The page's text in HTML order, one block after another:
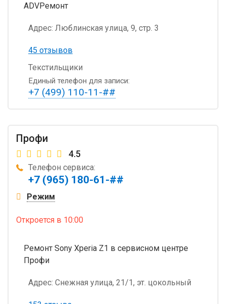
ADVРемонт
Адрес: Люблинская улица, 9, стр. 3
45 отзывов
Текстильщики
Единый телефон для записи:
+7 (499) 110-11-##
Профи
4.5
Телефон сервиса:
+7 (965) 180-61-##
Режим
Откроется в 10:00
Ремонт Sony Xperia Z1 в сервисном центре
Профи
Адрес: Снежная улица, 21/1, эт. цокольный